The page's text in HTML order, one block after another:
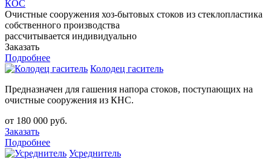
КОС
Очистные сооружения хоз-бытовых стоков из стеклопластика
собственного производства
рассчитывается индивидуально
Заказать
Подробнее
Колодец гаситель
Предназначен для гашения напора стоков, поступающих на
очистные сооружения из КНС.
от 180 000 руб.
Заказать
Подробнее
Усреднитель